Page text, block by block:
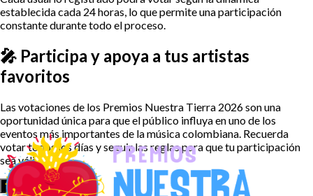
establecida cada 24 horas, lo que permite una participación
constante durante todo el proceso.
🎤 Participa y apoya a tus artistas
favoritos
Las votaciones de los Premios Nuestra Tierra 2026 son una
oportunidad única para que el público influya en uno de los
eventos más importantes de la música colombiana. Recuerda
votar todos los días y seguir las reglas para que tu participación
sea válida.
Leer más...